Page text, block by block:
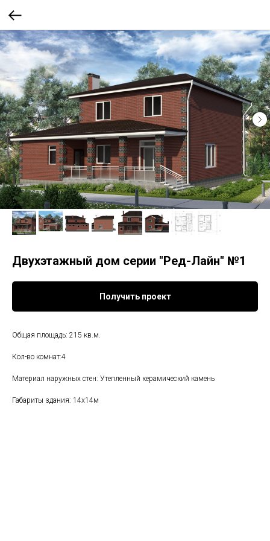
Двухэтажный дом серии "Ред-Лайн" №1
Получить проект
Общая площадь: 215 кв.м.
Кол-во комнат:4
Материал наружных стен: Утепленный керамический камень
Габариты здания: 14х14м